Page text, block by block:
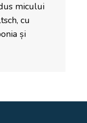
micului
cu
și